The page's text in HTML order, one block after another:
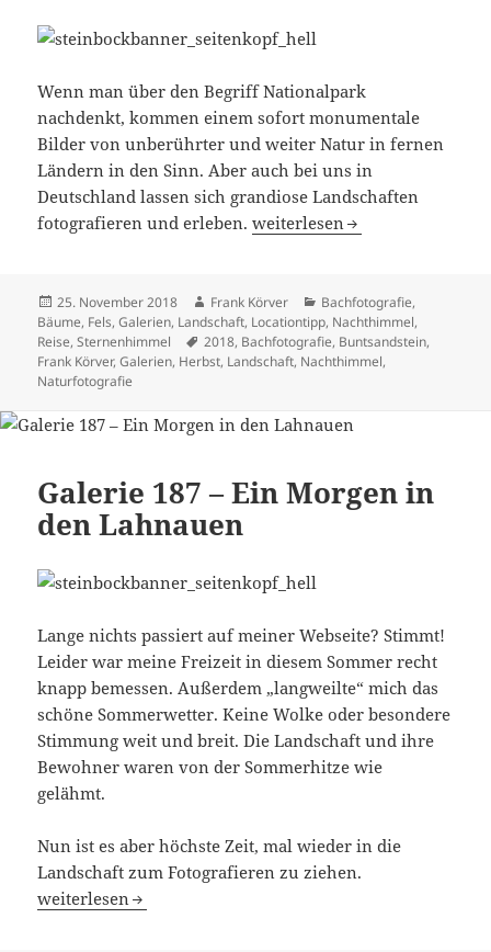
Wenn man über den Begriff Nationalpark
nachdenkt, kommen einem sofort monumentale
Bilder von unberührter und weiter Natur in fernen
Ländern in den Sinn. Aber auch bei uns in
Deutschland lassen sich grandiose Landschaften
fotografieren und erleben.Galerie 189 – Herbst im
weiterlesen
Veröffentlicht
am
25. November 2018 Autor
Frank Körver Kategorien
Bachfotografie,
Bäume, Fels,Galerien, Landschaft, Locationtipp, Nachthimmel,
Reise,Sternenhimmel Schlagwörter
2018, Bachfotografie, Buntsandstein,
Frank Körver,Galerien, Herbst, Landschaft, Nachthimmel,
Naturfotografie
Galerie 187 – Ein Morgen in
den Lahnauen
Lange nichts passiert auf meiner Webseite? Stimmt!
Leider war meine Freizeit in diesem Sommer recht
knapp bemessen. Außerdem „langweilte“ mich das
schöne Sommerwetter. Keine Wolke oder besondere
Stimmung weit und breit. Die Landschaft und ihre
Bewohner waren von der Sommerhitze wie
gelähmt.
Nun ist es aber höchste Zeit, mal wieder in die
Landschaft zum Fotografieren zu ziehen.
Galerie 187 – Ein Morgen in den Lahnauen
weiterlesen